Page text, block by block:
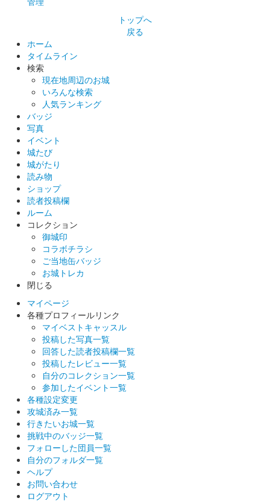
当初500セット限定だったが追加販売。
姫路城 御城印
当初500セット限定だったが追加販売。
姫路城 御城印
配布終了
JR西日本のまるっとひょうご夏の体験デジタルパスで姫路城に
入城した方限定で、姫路城とJR西日本がコラボした特別御城印
をプレゼント。
姫路城 御城印
販売終了
姫路城 御城印 しろまるひめ夏バージョン
販売終了
姫路城 御城印 姫路お城まつり版
販売終了
黒田官兵衛孝高の家紋にある「藤」の花がイメージでデザインさ
れている。
姫路城 御城印
トップへ
戻る
ホーム
タイムライン
検索
現在地周辺のお城
いろんな検索
人気ランキング
バッジ
写真
イベント
城たび
城がたり
読み物
ショップ
読者投稿欄
ルーム
コレクション
御城印
コラボチラシ
ご当地缶バッジ
お城トレカ
閉じる
マイページ
各種プロフィールリンク
マイベストキャッスル
投稿した写真一覧
回答した読者投稿欄一覧
投稿したレビュー一覧
自分のコレクション一覧
参加したイベント一覧
各種設定変更
攻城済み一覧
行きたいお城一覧
挑戦中のバッジ一覧
フォローした団員一覧
自分のフォルダ一覧
ヘルプ
お問い合わせ
ログアウト